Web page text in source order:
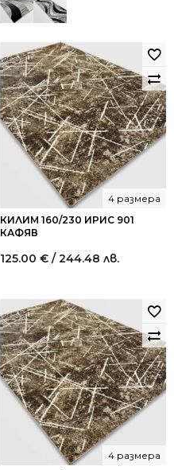
КИЛИМ 160/230 ИРИС 901
КАФЯВ
4 размера
125.00 € / 244.48 лв.
4 размера